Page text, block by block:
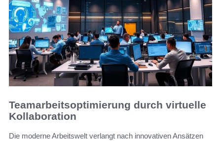
Teamarbeitsoptimierung durch virtuelle
Kollaboration
Die moderne Arbeitswelt verlangt nach innovativen Ansätzen